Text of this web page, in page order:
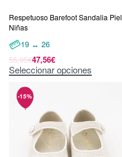
Respetuoso Barefoot Sandalia Piel
Niñas
19 ↔ 26
55,95€47,56€
Seleccionar opciones